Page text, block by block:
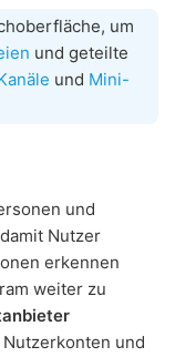
um
und geteilte
und Mini-
und
Nutzer
erkennen
weiter zu
und